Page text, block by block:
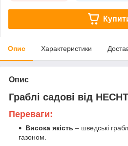
Опис Характеристики
Опис
Граблі садові від
Переваги:
Висока якість – шведські
газоном.